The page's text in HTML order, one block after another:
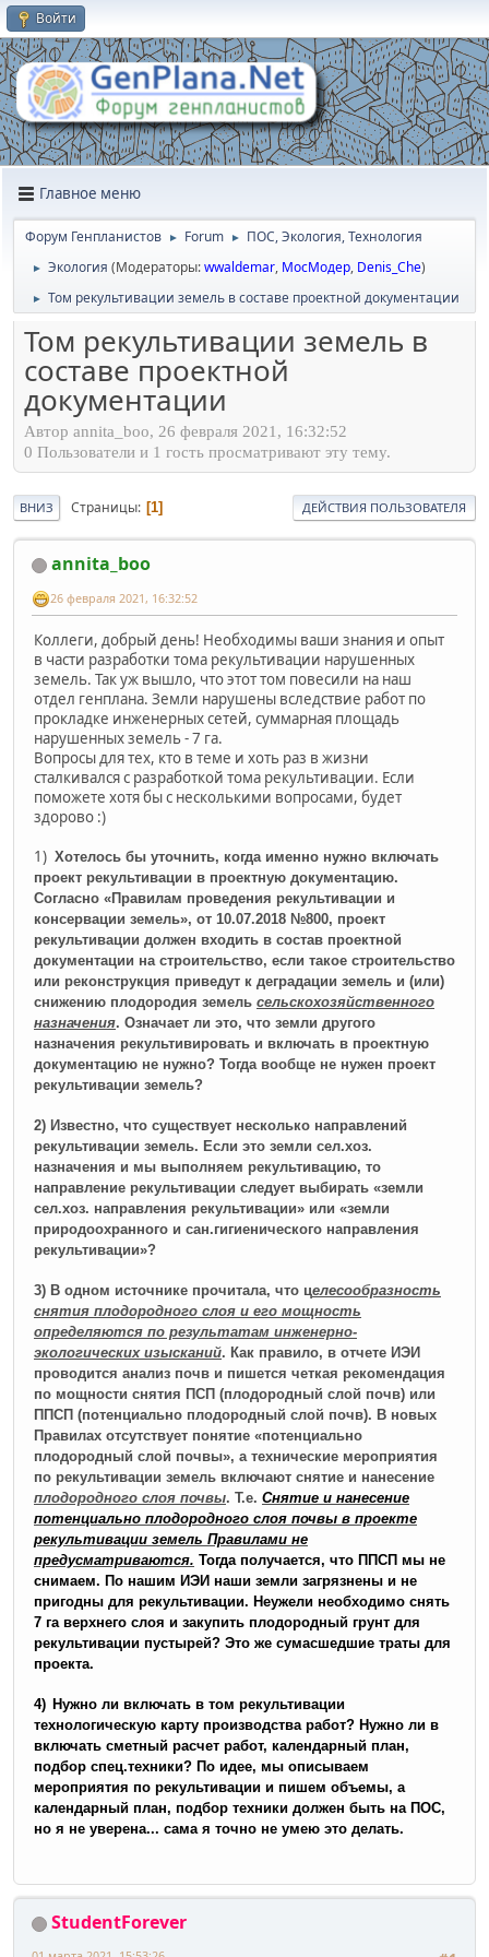
Войти
Главное меню
Форум Генпланистов ► Forum ► ПОС, Экология, Технология
► Экология (Модераторы:wwaldemar, МосМодер, Denis_Che)
► Том рекультивации земель в составе проектной документации
Том рекультивации земель в
составе проектной
документации
Автор annita_boo, 26 февраля 2021, 16:32:52
0 Пользователи и 1 гость просматривают эту тему.
ВНИЗ Страницы 1 ДЕЙСТВИЯ ПОЛЬЗОВАТЕЛЯ
annita_boo
26 февраля 2021, 16:32:52
Коллеги, добрый день! Необходимы ваши знания и опыт
в части разработки тома рекультивации нарушенных
земель. Так уж вышло, что этот том повесили на наш
отдел генплана. Земли нарушены вследствие работ по
прокладке инженерных сетей, суммарная площадь
нарушенных земель - 7 га.
Вопросы для тех, кто в теме и хоть раз в жизни
сталкивался с разработкой тома рекультивации. Если
поможете хотя бы с несколькими вопросами, будет
здорово :)
1) Хотелось бы уточнить, когда именно нужно включать
проект рекультивации в проектную документацию.
Согласно «Правилам проведения рекультивации и
консервации земель», от 10.07.2018 №800, проект
рекультивации должен входить в состав проектной
документации на строительство, если такое строительство
или реконструкция приведут к деградации земель и (или)
снижению плодородия земель сельскохозяйственного
назначения. Означает ли это, что земли другого
назначения рекультивировать и включать в проектную
документацию не нужно? Тогда вообще не нужен проект
рекультивации земель?
2) Известно, что существует несколько направлений
рекультивации земель. Если это земли сел.хоз.
назначения и мы выполняем рекультивацию, то
направление рекультивации следует выбирать «земли
сел.хоз. направления рекультивации» или «земли
природоохранного и сан.гигиенического направления
рекультивации»?
3) В одном источнике прочитала, что целесообразность
снятия плодородного слоя и его мощность
определяются по результатам инженерно-
экологических изысканий. Как правило, в отчете ИЭИ
проводится анализ почв и пишется четкая рекомендация
по мощности снятия ПСП (плодородный слой почв) или
ППСП (потенциально плодородный слой почв). В новых
Правилах отсутствует понятие «потенциально
плодородный слой почвы», а технические мероприятия
по рекультивации земель включают снятие и нанесение
плодородного слоя почвы. Т.е. Снятие и нанесение
потенциально плодородного слоя почвы в проекте
рекультивации земель Правилами не
предусматриваются. Тогда получается, что ППСП мы не
снимаем. По нашим ИЭИ наши земли загрязнены и не
пригодны для рекультивации. Неужели необходимо снять
7 га верхнего слоя и закупить плодородный грунт для
рекультивации пустырей? Это же сумасшедшие траты для
проекта.
4) Нужно ли включать в том рекультивации
технологическую карту производства работ? Нужно ли в
включать сметный расчет работ, календарный план,
подбор спец.техники? По идее, мы описываем
мероприятия по рекультивации и пишем объемы, а
календарный план, подбор техники должен быть на ПОС,
но я не уверена... сама я точно не умею это делать.
StudentForever